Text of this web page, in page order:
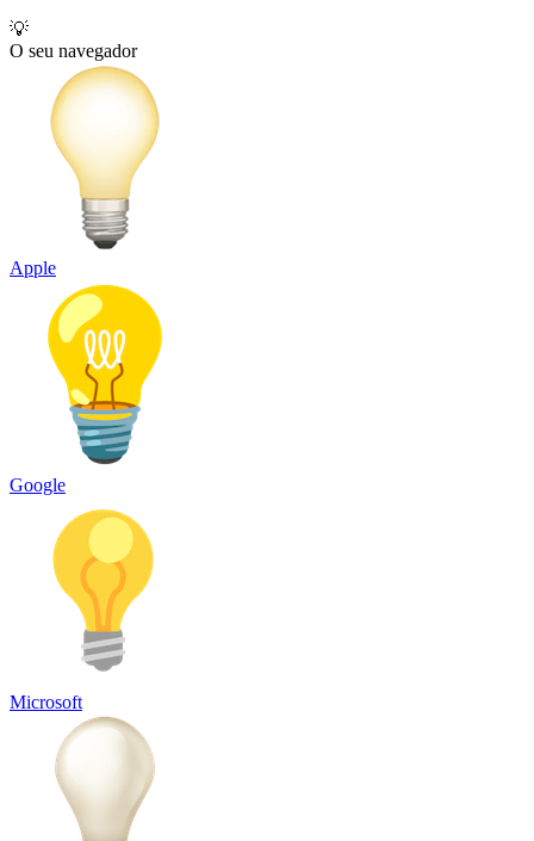
💡
O seu navegador
Apple
Google
Microsoft